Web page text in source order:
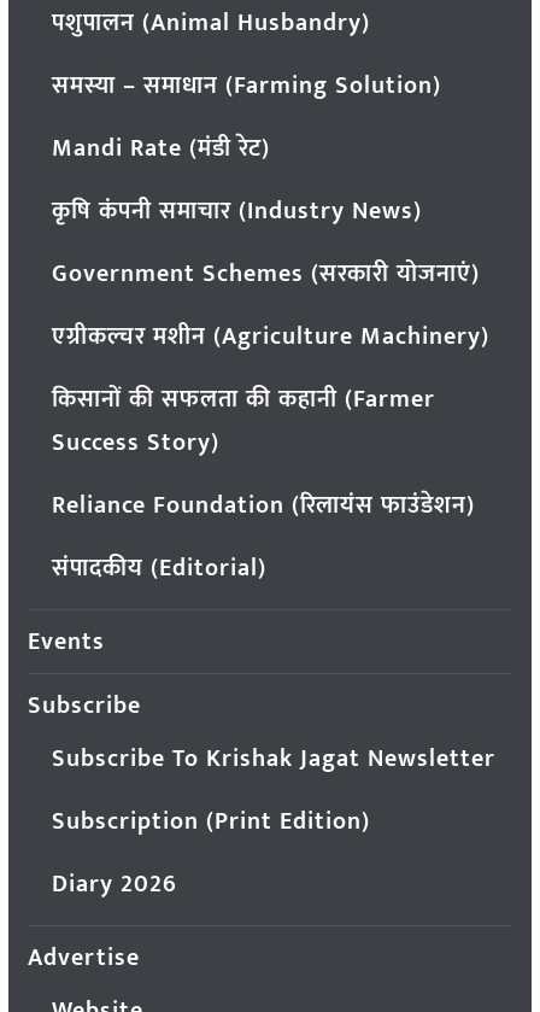
पशुपालन (Animal Husbandry)
समस्या – समाधान (Farming Solution)
Mandi Rate (मंडी रेट)
कृषि कंपनी समाचार (Industry News)
Government Schemes (सरकारी योजनाएं)
एग्रीकल्चर मशीन (Agriculture Machinery)
किसानों की सफलता की कहानी (Farmer
Success Story)
Reliance Foundation (रिलायंस फाउंडेशन)
संपादकीय (Editorial)
Events
Subscribe
Subscribe To Krishak Jagat Newsletter
Subscription (Print Edition)
Diary 2026
Advertise